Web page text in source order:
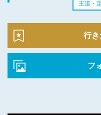
王道・
行き
フ